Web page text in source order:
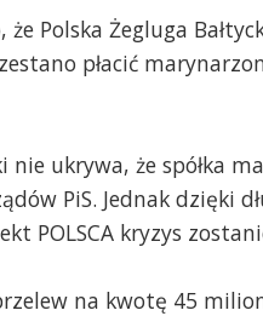
Polska Żegluga
płacić
nie ukrywa, że spółka
PiS. Jednak dzięki
POLSCA kryzys
na kwotę 45